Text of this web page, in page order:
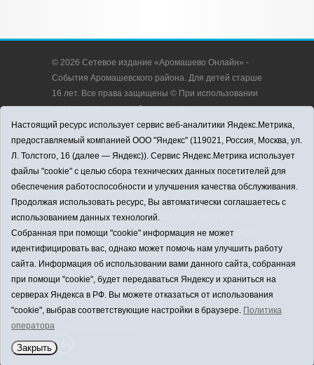
© 2026 Сетевое издание «Аромашево Онлайн» -
События Аромашевского района. Для детей старше
16 лет. Все права защищены © При использовании
материалов ссылка обязательна.
Адрес редакции: 627350, Россия, Тюменская
область, Аромашевский район, с. Аромашево, ул.
Кирова, д. 13.
Адрес электронной почты редакции:
strudu72@obl72.ru
Телефон редакции: 8 (34545) 2-30-58
Регистрационный номер СМИ ЭЛ № ФС 77 - 65176
выдано Федеральной службой по надзору в сфере
связи, информационных технологий и массовых
коммуникаций (Роскомнадзор) 28.03.2016 г.
Учредитель: АНО «Информационно-издательский
центр «Слава труду».
Главный редактор: А.Н. Барабанщиков
Политика оператора
Настоящий ресурс использует сервис веб-аналитики Яндекс.Метрика,
предоставляемый компанией ООО "Яндекс" (119021, Россия, Москва, ул.
Л. Толстого, 16 (далее — Яндекс)). Сервис Яндекс.Метрика использует
файлы "cookie" с целью сбора технических данных посетителей для
обеспечения работоспособности и улучшения качества обслуживания.
Продолжая использовать ресурс, Вы автоматически соглашаетесь с
использованием данных технологий.
Собранная при помощи "cookie" информация не может
идентифицировать вас, однако может помочь нам улучшить работу
сайта. Информация об использовании вами данного сайта, собранная
при помощи "cookie", будет передаваться Яндексу и храниться на
серверах Яндекса в РФ. Вы можете отказаться от использования
"cookie", выбрав соответствующие настройки в браузере. Политика
оператора
Закрыть